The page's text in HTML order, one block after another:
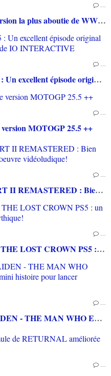
[TEST] WWE 2K26 PS5 : La version la plus aboutie de WWE 2K depuis la pause
[TEST] 007 FIRST LIGHT PS5 : Un excellent épisode original de James Bond avec le savoir-faire de IO INTERACTIVE
MOTOGP 25.5 ++
[TEST] THE LAST OF US PART II REMASTERED : Bien plus qu'un remaster pour ce chef d'oeuvre vidéoludique!
[TEST] PRINCE OF PERSIA : THE LOST CROWN PS5 : un retour en force pour une licence mythique!
[TEST] LIKE A DRAGON GAIDEN - THE MAN WHO ERASED HIS NAME PS5 : Une mini histoire pour lancer l'aventure LIKE A DRAGON